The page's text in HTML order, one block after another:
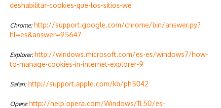
deshabilitar-cookies-que-los-sitios-we
Chrome:http://support.google.com/chrome/bin/answer.py?
hl=es&answer=95647
Explorer:http://windows.microsoft.com/es-es/windows7/how-
to-manage-cookies-in-internet-explorer-9
Safari:http://support.apple.com/kb/ph5042
Opera:http://help.opera.com/Windows/11.50/es-